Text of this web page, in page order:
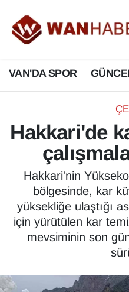
VAN'DA SPOR
Hakkari'de
Hakkari'nin
bölgesinde, kar
yüksekliğe ulaştığı
için yürütülen kar
mevsiminin son
3.SAYFA
ASAYİŞ
BİLİM VE
Biyografi
Bölge Haberleri
ÇEVRE
Deprem
Dernekler, Odalar
Diğer
Van Nöbetçi
Van Hava Durumu
Van Namaz Vakitleri
Van Trafik Yoğunluk
Süper Lig Puan
Tüm Manşetler
Son Dakika